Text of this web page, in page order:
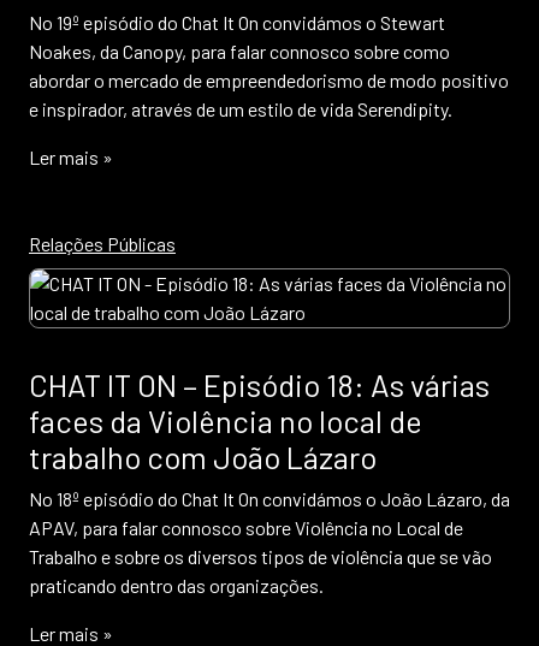
No 19º episódio do Chat It On convidámos o Stewart
Noakes, da Canopy, para falar connosco sobre como
abordar o mercado de empreendedorismo de modo positivo
e inspirador, através de um estilo de vida Serendipity.
Ler mais »
Relações Públicas
CHAT IT ON – Episódio 18: As várias
faces da Violência no local de
trabalho com João Lázaro
No 18º episódio do Chat It On convidámos o João Lázaro, da
APAV, para falar connosco sobre Violência no Local de
Trabalho e sobre os diversos tipos de violência que se vão
praticando dentro das organizações.
Ler mais »